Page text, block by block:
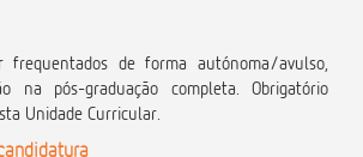
de forma autónoma/avulso,
na pós-graduação completa. Obrigatório
Unidade Curricular.